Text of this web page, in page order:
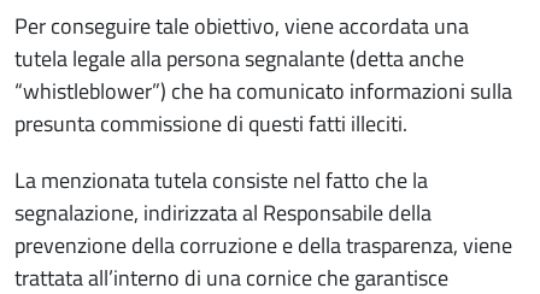
Per conseguire tale obiettivo, viene accordata una
tutela legale alla persona segnalante (detta anche
“whistleblower”) che ha comunicato informazioni sulla
presunta commissione di questi fatti illeciti.
La menzionata tutela consiste nel fatto che la
segnalazione, indirizzata al Responsabile della
prevenzione della corruzione e della trasparenza, viene
trattata all’interno di una cornice che garantisce